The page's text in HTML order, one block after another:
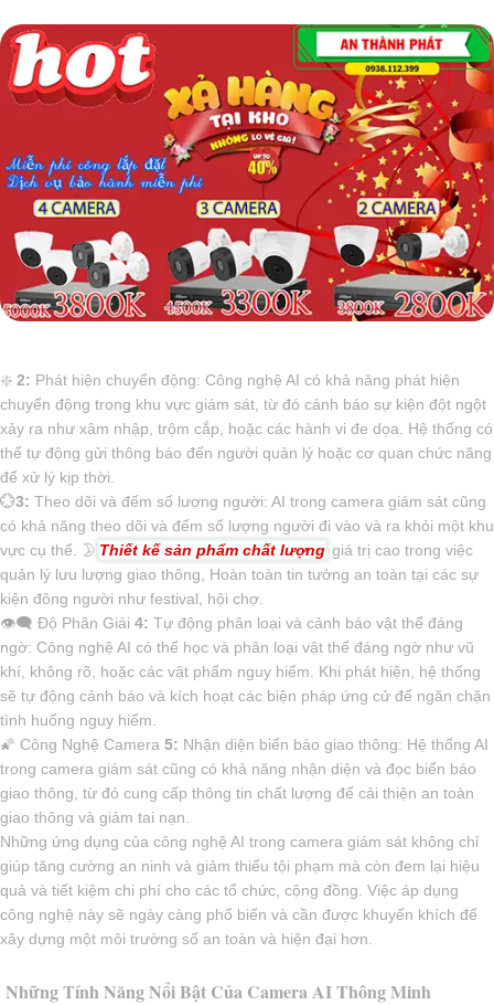
❇️ 2: Phát hiện chuyển động: Công nghệ AI có khả năng phát hiện
chuyển động trong khu vực giám sát, từ đó cảnh báo sự kiện đột ngột
xảy ra như xâm nhập, trộm cắp, hoặc các hành vi đe dọa. Hệ thống có
thể tự động gửi thông báo đến người quản lý hoặc cơ quan chức năng
để xử lý kịp thời.
💮3: Theo dõi và đếm số lượng người: AI trong camera giám sát cũng
có khả năng theo dõi và đếm số lượng người đi vào và ra khỏi một khu
vực cụ thể. 🌛 Thiết kế sản phẩm chất lượng giá trị cao trong việc
quản lý lưu lượng giao thông, Hoàn toàn tin tưởng an toàn tại các sự
kiện đông người như festival, hội chợ.
👁️‍🗨 Độ Phân Giải 4: Tự động phân loại và cảnh báo vật thể đáng
ngờ: Công nghệ AI có thể học và phân loại vật thể đáng ngờ như vũ
khí, không rõ, hoặc các vật phẩm nguy hiểm. Khi phát hiện, hệ thống
sẽ tự động cảnh báo và kích hoạt các biện pháp ứng cử để ngăn chặn
tình huống nguy hiểm.
🌠 Công Nghệ Camera 5: Nhận diện biển báo giao thông: Hệ thống AI
trong camera giám sát cũng có khả năng nhận diện và đọc biển báo
giao thông, từ đó cung cấp thông tin chất lượng để cải thiện an toàn
giao thông và giảm tai nạn.
Những ứng dụng của công nghệ AI trong camera giám sát không chỉ
giúp tăng cường an ninh và giảm thiểu tội phạm mà còn đem lại hiệu
quả và tiết kiệm chi phí cho các tổ chức, cộng đồng. Việc áp dụng
công nghệ này sẽ ngày càng phổ biến và cần được khuyến khích để
xây dựng một môi trường số an toàn và hiện đại hơn.
Những Tính Năng Nổi Bật Của Camera AI Thông Minh